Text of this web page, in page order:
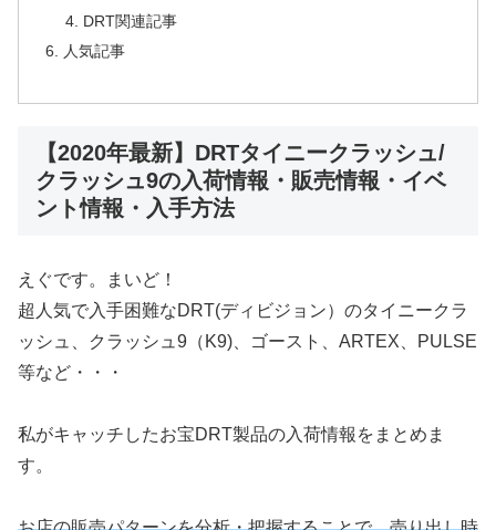
DRT関連記事
人気記事
【2020年最新】DRTタイニークラッシュ/
クラッシュ9の入荷情報・販売情報・イベ
ント情報・入手方法
えぐです。まいど！
超人気で入手困難なDRT(ディビジョン）のタイニークラ
ッシュ、クラッシュ9（K9)、ゴースト、ARTEX、PULSE
等など・・・
私がキャッチしたお宝DRT製品の入荷情報をまとめま
す。